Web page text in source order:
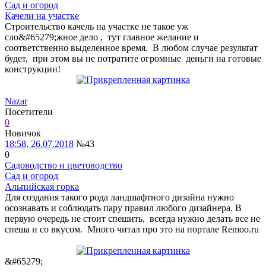
Сад и огород
Качели на участке
Строительство качель на участке не такое уж
сло&#65279;жное дело , тут главное желание и
соответственно выделенное время. В любом случае результат
будет, при этом вы не потратите огромные деньги на готовые
конструкции!
Nazar
Посетители
0
Новичок
18:58, 26.07.2018 №43
0
Садоводство и цветоводство
Сад и огород
Альпийская горка
Для создания такого рода ландшафтного дизайна нужно
осознавать и соблюдать пару правил любого дизайнера. В
первую очередь не стоит спешить, всегда нужно делать все не
спеша и со вкусом. Много читал про это на портале Remoo.ru
&#65279;